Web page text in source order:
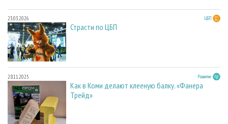
23.03.2026 ЦБП
Страсти по ЦБП
28.11.2025 Развитие
Как в Коми делают клееную балку. «Фанера
Трейд»